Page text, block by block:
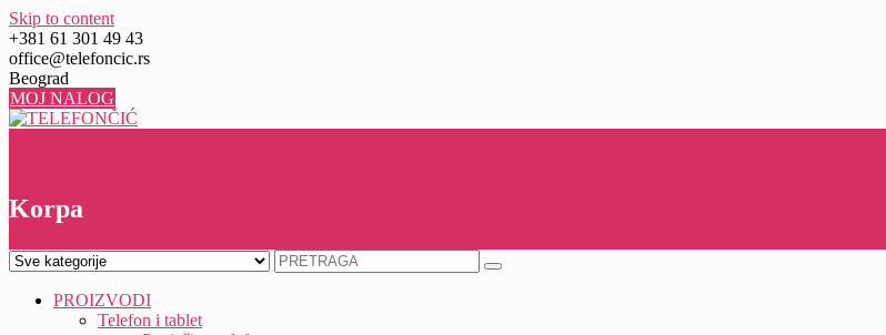
Skip to content
+381 61 301 49 43
office@telefoncic.rs
Beograd
MOJ NALOG
Korpa
PROIZVODI
Telefon i tablet